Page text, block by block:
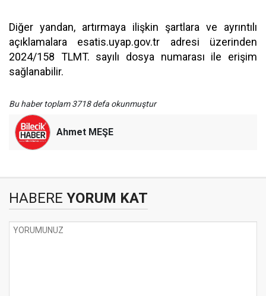
Diğer yandan, artırmaya ilişkin şartlara ve ayrıntılı
açıklamalara esatis.uyap.gov.tr adresi üzerinden
2024/158 TLMT. sayılı dosya numarası ile erişim
sağlanabilir.
Bu haber toplam 3718 defa okunmuştur
Ahmet MEŞE
HABERE YORUM KAT